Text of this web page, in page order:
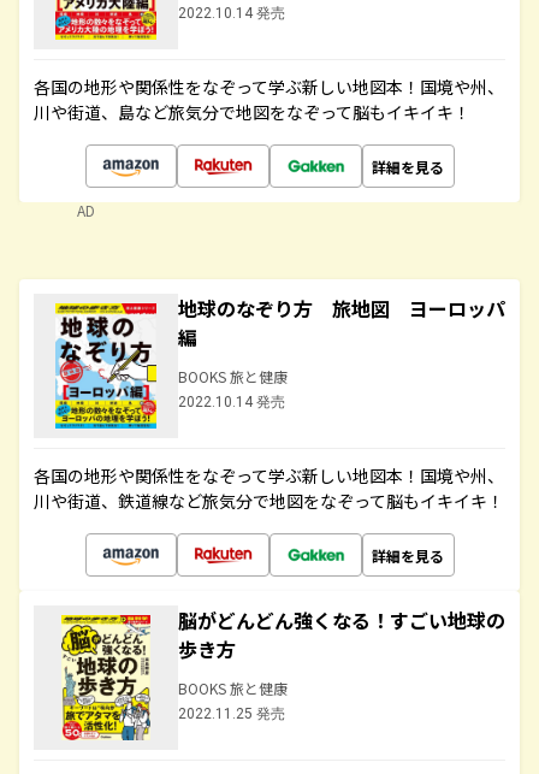
2022.10.14 発売
各国の地形や関係性をなぞって学ぶ新しい地図本！国境や州、
川や街道、島など旅気分で地図をなぞって脳もイキイキ！
詳細を見る
AD
地球のなぞり方 旅地図 ヨーロッパ
編
BOOKS 旅と健康
2022.10.14 発売
各国の地形や関係性をなぞって学ぶ新しい地図本！国境や州、
川や街道、鉄道線など旅気分で地図をなぞって脳もイキイキ！
詳細を見る
脳がどんどん強くなる！すごい地球の
歩き方
BOOKS 旅と健康
2022.11.25 発売